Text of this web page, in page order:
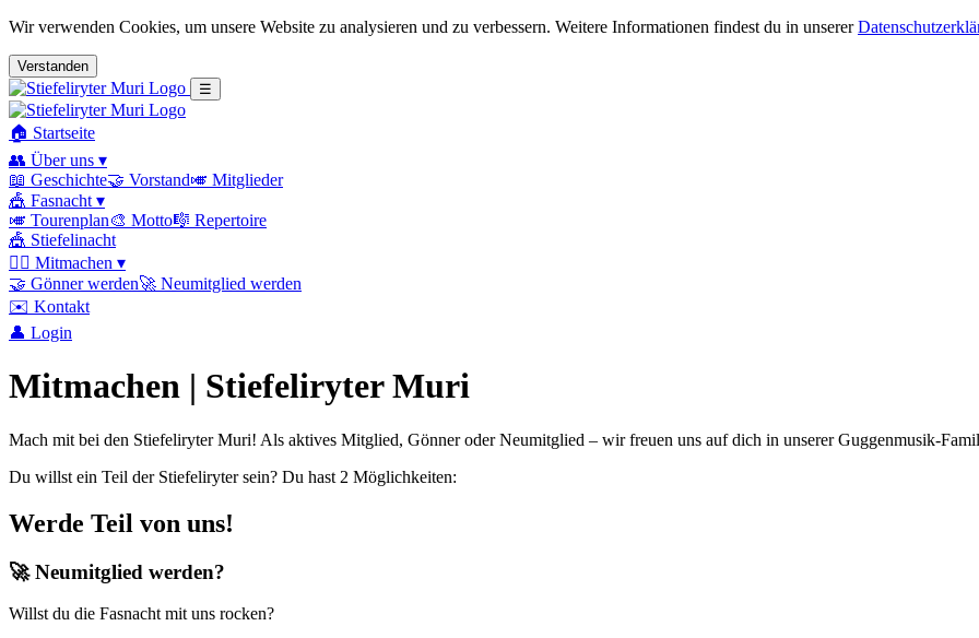
Wir verwenden Cookies, um unsere Website zu analysieren und zu verbessern. Weitere Informationen findest du in unserer
Verstanden
☰
🏠 Startseite
👥 Über uns ▾
📖 Geschichte🤝 Vorstand🎺 Mitglieder
🎪 Fasnacht ▾
🎺 Tourenplan🎨 Motto🎼 Repertoire
🎪 Stiefelinacht
🙋‍♂️ Mitmachen ▾
🤝 Gönner werden🚀 Neumitglied werden
✉️ Kontakt
👤 Login
Mitmachen | Stiefeliryter Muri
Mach mit bei den Stiefeliryter Muri! Als aktives Mitglied, Gönner oder Neumitglied – wir freuen uns auf dich in unserer Guggenmusik-
Du willst ein Teil der Stiefeliryter sein? Du hast 2 Möglichkeiten:
Werde Teil von uns!
🚀 Neumitglied werden?
Willst du die Fasnacht mit uns rocken?